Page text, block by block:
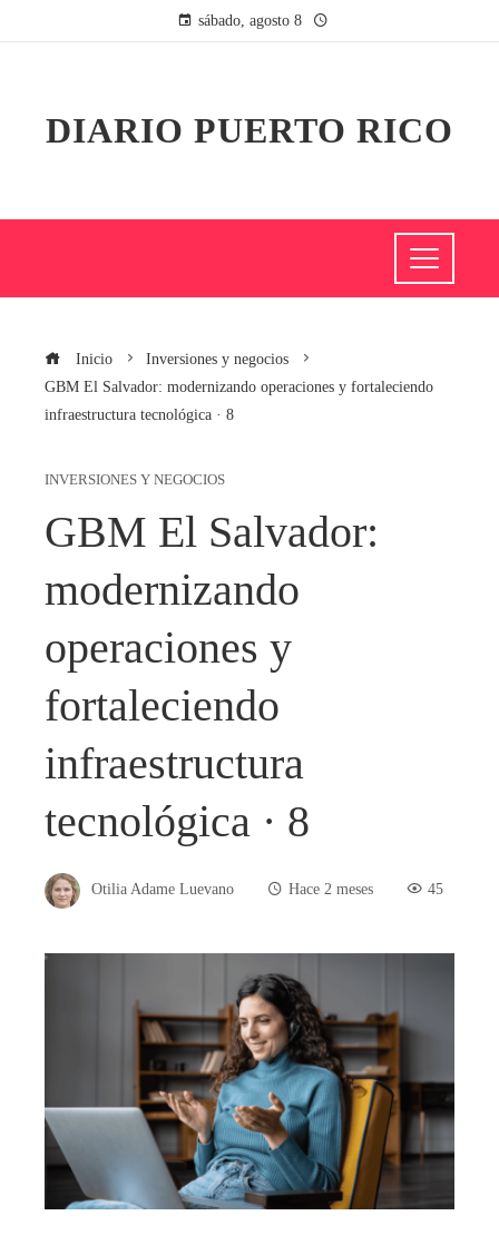
sábado, agosto 8
DIARIO PUERTO RICO
Inicio
Inversiones y negocios
GBM El Salvador: modernizando operaciones y fortaleciendo
infraestructura tecnológica · 8
INVERSIONES Y NEGOCIOS
GBM El Salvador:
modernizando
operaciones y
fortaleciendo
infraestructura
tecnológica · 8
Otilia Adame Luevano Hace 2 meses 45